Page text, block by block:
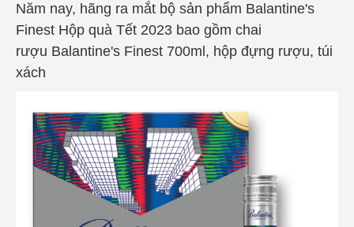
Năm nay, hãng ra mắt bộ sản phẩm Balantine's
Finest Hộp quà Tết 2023 bao gồm chai
rượu Balantine's Finest 700ml, hộp đựng rượu, túi
xách